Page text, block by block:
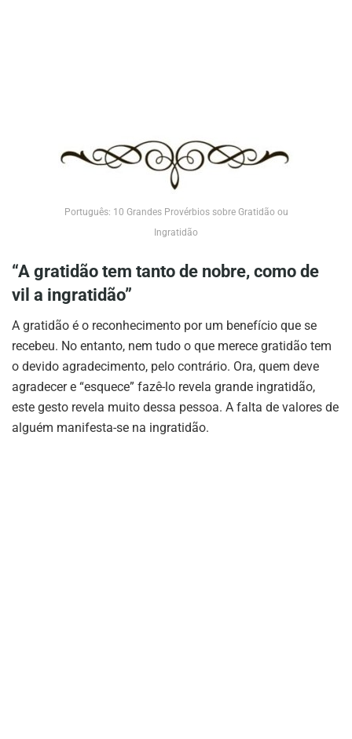
Português: 10 Grandes Provérbios sobre Gratidão ou
Ingratidão
“A gratidão tem tanto de nobre, como de
vil a ingratidão”
A gratidão é o reconhecimento por um benefício que se
recebeu. No entanto, nem tudo o que merece gratidão tem
o devido agradecimento, pelo contrário. Ora, quem deve
agradecer e “esquece” fazê-lo revela grande ingratidão,
este gesto revela muito dessa pessoa. A falta de valores de
alguém manifesta-se na ingratidão.